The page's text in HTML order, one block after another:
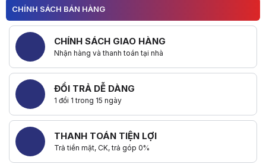
CHÍNH SÁCH BÁN HÀNG
CHÍNH SÁCH GIAO HÀNG
Nhận hàng và thanh toán tại nhà
ĐỔI TRẢ DỄ DÀNG
1 đổi 1 trong 15 ngày
THANH TOÁN TIỆN LỢI
Trả tiền mặt, CK, trả góp 0%